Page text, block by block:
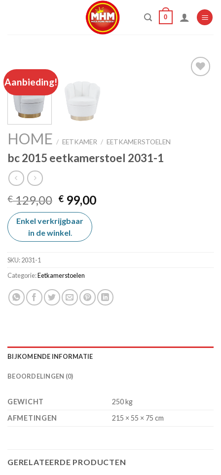
0
Aanbieding!
HOME / EETKAMER / EETKAMERSTOELEN
bc 2015 eetkamerstoel 2031-1
€129,00 Oorspronkelijke
prijs
was:
€ 129,00.
€ 99,00Huidige
Enkel verkrijgbaar
in de winkel.
SKU:2031-1
Categorie:Eetkamerstoelen
BIJKOMENDE INFORMATIE
BEOORDELINGEN (0)
GEWICHT
250 kg
AFMETINGEN
215 × 55 × 75 cm
GERELATEERDE PRODUCTEN